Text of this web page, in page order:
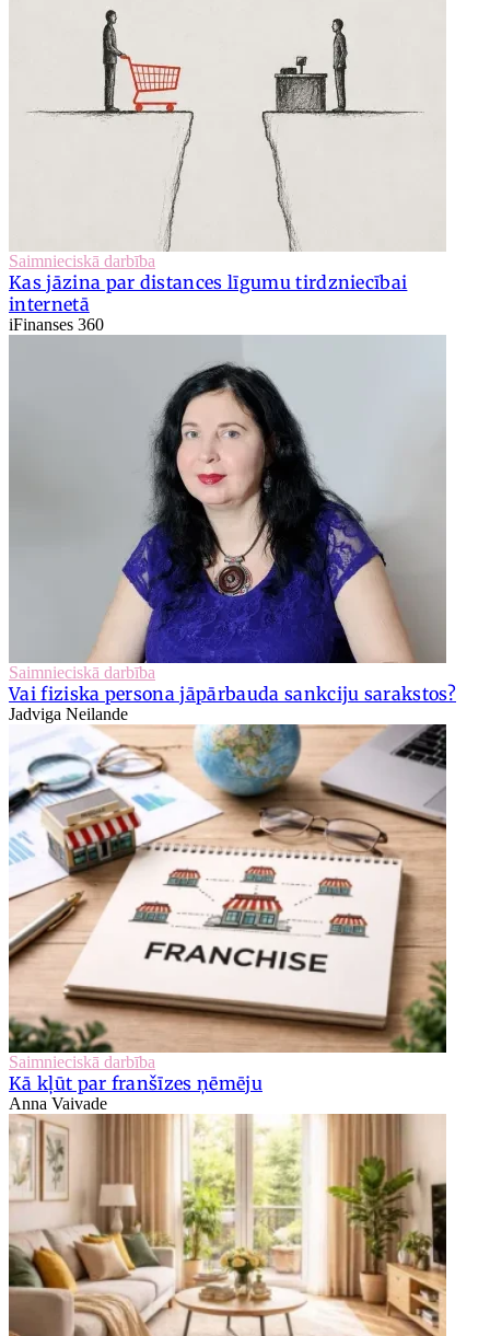
Saimnieciskā darbība
Kas jāzina par distances līgumu tirdzniecībai
internetā
iFinanses 360
Saimnieciskā darbība
Vai fiziska persona jāpārbauda sankciju sarakstos?
Jadviga Neilande
Saimnieciskā darbība
Kā kļūt par franšīzes ņēmēju
Anna Vaivade